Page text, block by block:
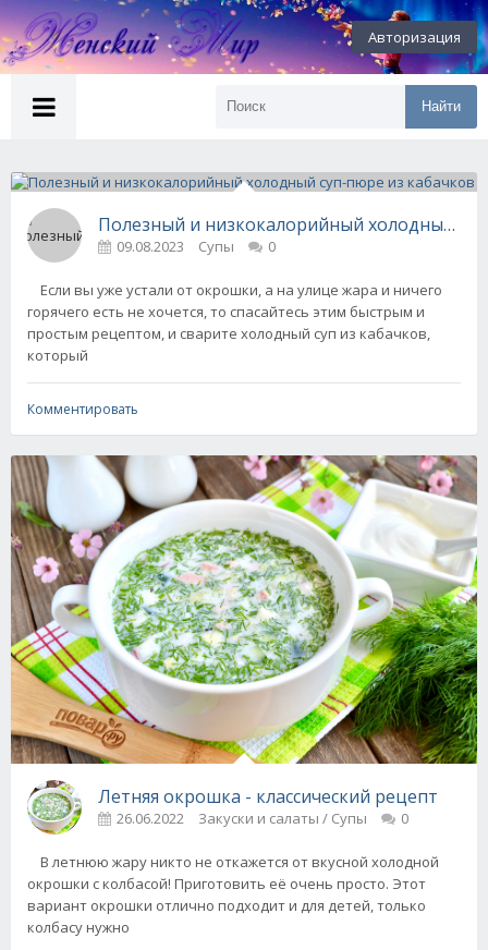
Авторизация
Найти
Полезный и низкокалорийный холодный
09.08.2023 Супы 0
Если вы уже устали от окрошки, а на улице жара и ничего
горячего есть не хочется, то спасайтесь этим быстрым и
простым рецептом, и сварите холодный суп из кабачков,
который
Комментировать
Летняя окрошка - классический рецепт
26.06.2022 Закуски и салаты / Супы 0
В летнюю жару никто не откажется от вкусной холодной
окрошки с колбасой! Приготовить её очень просто. Этот
вариант окрошки отлично подходит и для детей, только
колбасу нужно